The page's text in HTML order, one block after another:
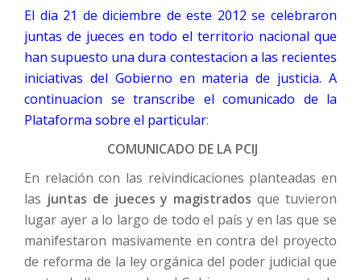
El dia 21 de diciembre de este 2012 se celebraron
juntas de jueces en todo el territorio nacional que
han supuesto una dura contestacion a las recientes
iniciativas del Gobierno en materia de justicia. A
continuacion se transcribe el comunicado de la
Plataforma sobre el particular:
COMUNICADO DE LA PCIJ
En relación con las reivindicaciones planteadas en
las juntas de jueces y magistrados que tuvieron
lugar ayer a lo largo de todo el país y en las que se
manifestaron masivamente en contra del proyecto
de reforma de la ley orgánica del poder judicial que